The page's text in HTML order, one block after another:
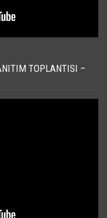
TOPLANTISI –